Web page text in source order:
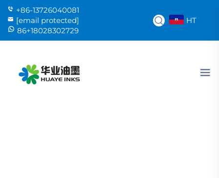
+86-13726040081
[email protected]
86+18028302729
HT